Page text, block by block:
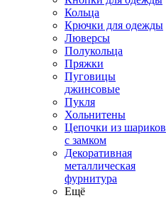
Кольца
Крючки для одежды
Люверсы
Полукольца
Пряжки
Пуговицы
джинсовые
Пукля
Хольнитены
Цепочки из шариков
с замком
Декоративная
металлическая
фурнитура
Ещё